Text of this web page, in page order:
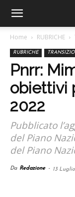
Home RUBRICHE
RUBRICHE
Pnrr:
obiettivi
2022
Pubblicato
del Piano
del Piano
Da Redazione - 13